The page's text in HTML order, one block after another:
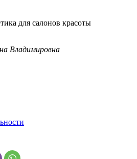
для салонов красоты
Владимировна